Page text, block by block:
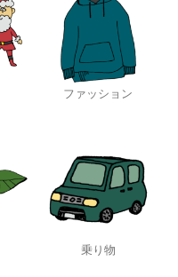
ファッション
乗り物